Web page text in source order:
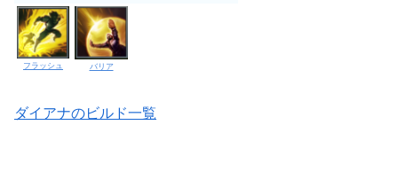
フラッシュ バリア
ダイアナのビルド一覧